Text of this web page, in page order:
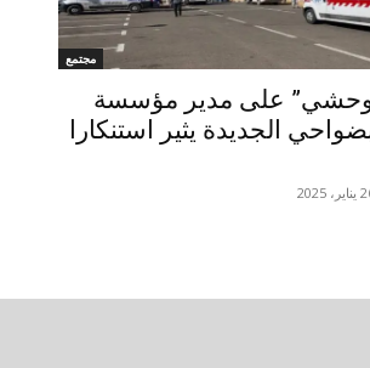
مجتمع
“وحشي” على مدير مؤسسة
الجديدة يثير استنكارا
2025